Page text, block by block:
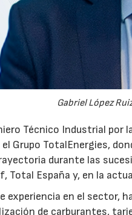
Gabriel López
Técnico Industrial por
Grupo TotalEnergies,
durante las
Total España y, en la
experiencia en el sector,
de carburantes,